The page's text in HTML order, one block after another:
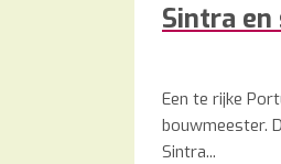
Sintra
Een te rijke
bouwmeester.
Sintra...